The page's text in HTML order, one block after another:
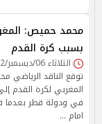
محمد حميص:
بسبب كرة القدم
الثلاثاء 06/ديسمبر/2022 - 09:04 م
توقع الناقد الرياضي
المغربي لكرة القدم
امام …